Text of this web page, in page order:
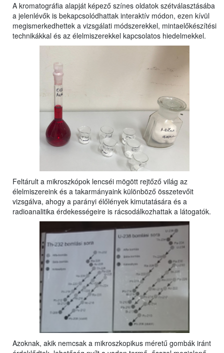
A kromatográfia alapját képező színes oldatok szétválasztásába
a jelenlévők is bekapcsolódhattak interaktív módon, ezen kívül
megismerkedhettek a vizsgálati módszerekkel, mintaelőkészítési
technikákkal és az élelmiszerekkel kapcsolatos hiedelmekkel.
Feltárult a mikroszkópok lencséi mögött rejtőző világ az
élelmiszereink és a takarmányaink különböző összetevőit
vizsgálva, ahogy a parányi élőlények kimutatására és a
radioanalitika érdekességeire is rácsodálkozhattak a látogatók.
Azoknak, akik nemcsak a mikroszkopikus méretű gombák iránt